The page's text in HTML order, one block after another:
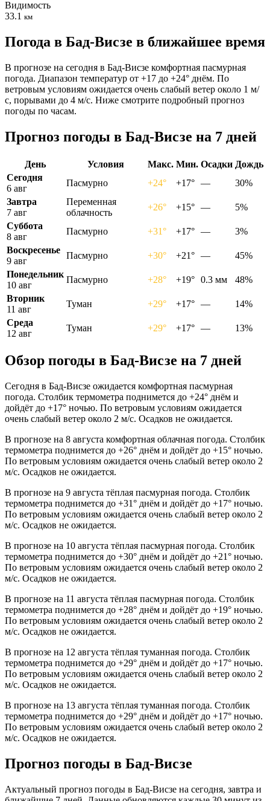
Видимость
33.1 км
Погода в Бад-Висзе в ближайшее время
В прогнозе на сегодня в Бад-Висзе комфортная пасмурная
погода. Диапазон температур от +17 до +24° днём. По
ветровым условиям ожидается очень слабый ветер около 1 м/
с, порывами до 4 м/с. Ниже смотрите подробный прогноз
погоды по часам.
Прогноз погоды в Бад-Висзе на 7 дней
День Условия Макс. Мин. Осадки Дождь
Сегодня
6 авг
Пасмурно +24° +17° —
30%
Завтра
7 авг
Переменная
облачность
+26° +15° —
5%
Суббота
8 авг
Пасмурно +31° +17° —
3%
Воскресенье
9 авг
Пасмурно +30° +21° —
45%
Понедельник
10 авг
Пасмурно +28° +19° 0.3 мм
48%
Вторник
11 авг
Туман +29° +17° —
14%
Среда
12 авг
Туман +29° +17° — 13%
Обзор погоды в Бад-Висзе на 7 дней
Сегодня в Бад-Висзе ожидается комфортная пасмурная
погода. Столбик термометра поднимется до +24° днём и
дойдёт до +17° ночью. По ветровым условиям ожидается
очень слабый ветер около 2 м/с. Осадков не ожидается.
В прогнозе на 8 августа комфортная облачная погода. Столбик
термометра поднимется до +26° днём и дойдёт до +15° ночью.
По ветровым условиям ожидается очень слабый ветер около 2
м/с. Осадков не ожидается.
В прогнозе на 9 августа тёплая пасмурная погода. Столбик
термометра поднимется до +31° днём и дойдёт до +17° ночью.
По ветровым условиям ожидается очень слабый ветер около 2
м/с. Осадков не ожидается.
В прогнозе на 10 августа тёплая пасмурная погода. Столбик
термометра поднимется до +30° днём и дойдёт до +21° ночью.
По ветровым условиям ожидается очень слабый ветер около 2
м/с. Осадков не ожидается.
В прогнозе на 11 августа тёплая пасмурная погода. Столбик
термометра поднимется до +28° днём и дойдёт до +19° ночью.
По ветровым условиям ожидается очень слабый ветер около 2
м/с. Осадков не ожидается.
В прогнозе на 12 августа тёплая туманная погода. Столбик
термометра поднимется до +29° днём и дойдёт до +17° ночью.
По ветровым условиям ожидается очень слабый ветер около 2
м/с. Осадков не ожидается.
В прогнозе на 13 августа тёплая туманная погода. Столбик
термометра поднимется до +29° днём и дойдёт до +17° ночью.
По ветровым условиям ожидается очень слабый ветер около 2
м/с. Осадков не ожидается.
Прогноз погоды в Бад-Висзе
Актуальный прогноз погоды в Бад-Висзе на сегодня, завтра и